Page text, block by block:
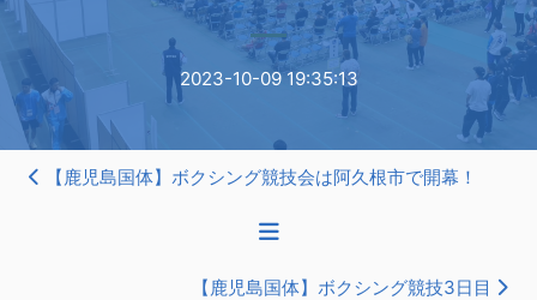
2023-10-09 19:35:13
【鹿児島国体】ボクシング競技会は阿久根市で開幕！
【鹿児島国体】ボクシング競技3日目